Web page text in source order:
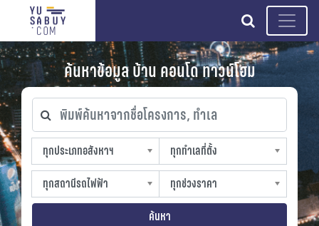
search
ค้นหาข้อมูล บ้าน คอนโด ทาวน์โฮม
พิมพ์ค้นหาจากชื่อโครงการ, ทำเล
ทุกประเภทอสังหาฯ
ทุกประเภทอสังหาฯ
sproperty
ทุกทำเลที่ตั้ง
ทุกทำเลที่ตั้ง
slocation
ทุกสถานีรถไฟฟ้า
ทุกสถานีรถไฟฟ้า
strain-station
ทุกช่วงราคา
ทุกช่วงราคา
sprice
ค้นหา